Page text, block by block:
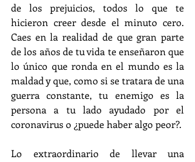
de los prejuicios, todos lo que te
hicieron creer desde el minuto cero.
Caes en la realidad de que gran parte
de los años de tu vida te enseñaron que
lo único que ronda en el mundo es la
maldad y que, como si se tratara de una
guerra constante, tu enemigo es la
persona a tu lado ayudado por el
coronavirus o ¿puede haber algo peor?.
Lo extraordinario de llevar una